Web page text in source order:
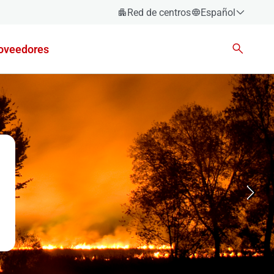
Red de centros
Español
Euskara
Valencià
English